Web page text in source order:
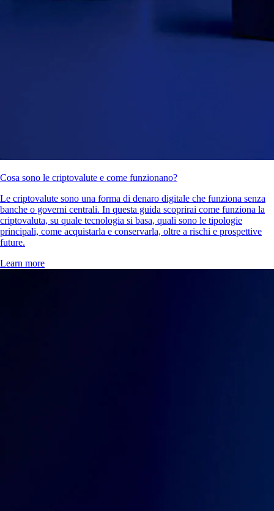
Cosa sono le criptovalute e come funzionano?
Le criptovalute sono una forma di denaro digitale che funziona senza
banche o governi centrali. In questa guida scoprirai come funziona la
criptovaluta, su quale tecnologia si basa, quali sono le tipologie
principali, come acquistarla e conservarla, oltre a rischi e prospettive
future.
Learn more